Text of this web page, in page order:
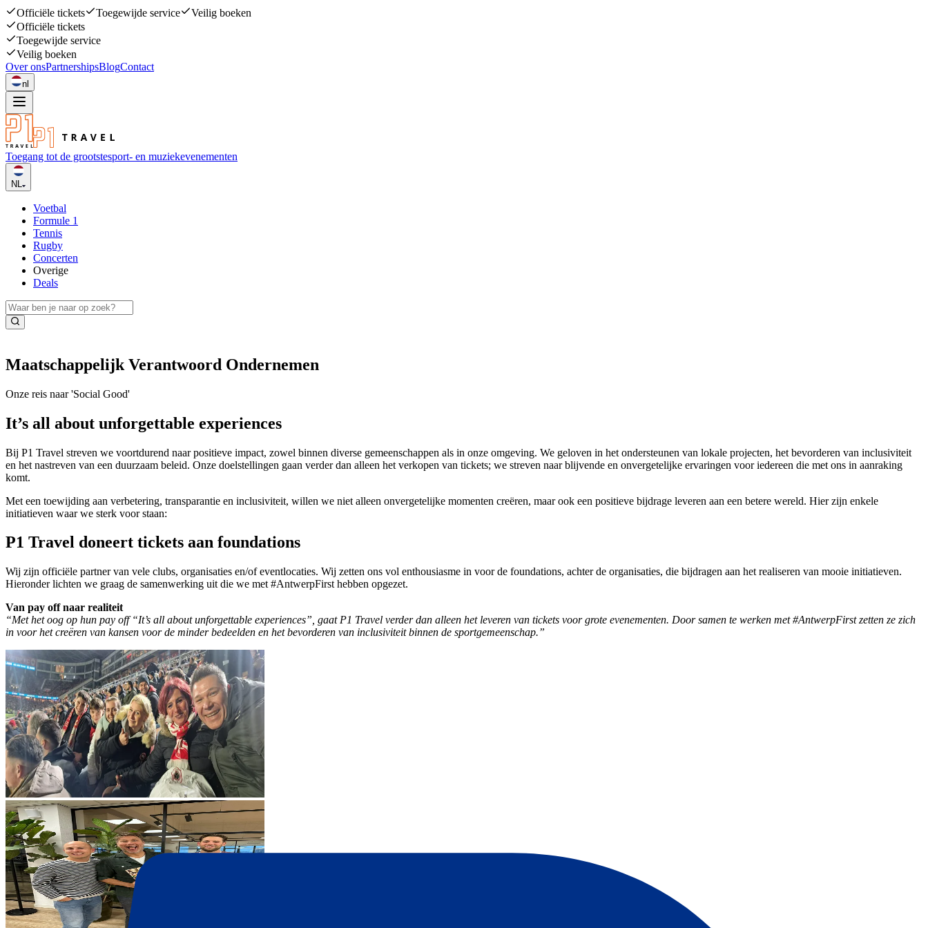
Officiële tickets Toegewijde service
Veilig boeken
Officiële tickets
Toegewijde service
Veilig boeken
Over onsPartnershipsBlogContact
nl
Toegang tot de grootstesport- en muziekevenementen
NL
Voetbal
Formule 1
Tennis
Rugby
Concerten
Overige
Deals
Maatschappelijk Verantwoord Ondernemen
Onze reis naar 'Social Good'
It’s all about unforgettable experiences
Bij P1 Travel streven we voortdurend naar positieve impact, zowel binnen diverse gemeenschappen als in onze omgeving. We geloven in het ondersteunen van lokale projecten, het bevorderen van inclusiviteit
en het nastreven van een duurzaam beleid. Onze doelstellingen gaan verder dan alleen het verkopen van tickets; we streven naar blijvende en onvergetelijke ervaringen voor iedereen die met ons in aanraking
komt.
Met een toewijding aan verbetering, transparantie en inclusiviteit, willen we niet alleen onvergetelijke momenten creëren, maar ook een positieve bijdrage leveren aan een betere wereld. Hier zijn enkele
initiatieven waar we sterk voor staan:
P1 Travel doneert tickets aan foundations
Wij zijn officiële partner van vele clubs, organisaties en/of eventlocaties. Wij zetten ons vol enthousiasme in voor de foundations, achter de organisaties, die bijdragen aan het realiseren van mooie initiatieven.
Hieronder lichten we graag de samenwerking uit die we met #AntwerpFirst hebben opgezet.
Van pay off naar realiteit
“Met het oog op hun pay off “It’s all about unforgettable experiences”, gaat P1 Travel verder dan alleen het leveren van tickets voor grote evenementen. Door samen te werken met #AntwerpFirst zetten ze zich
in voor het creëren van kansen voor de minder bedeelden en het bevorderen van inclusiviteit binnen de sportgemeenschap.”